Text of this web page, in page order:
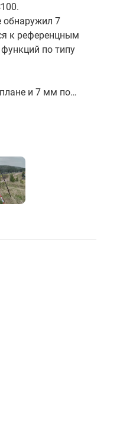
обнаружил 7
к референцным
по типу
и 7 мм по
Fi, составила 27